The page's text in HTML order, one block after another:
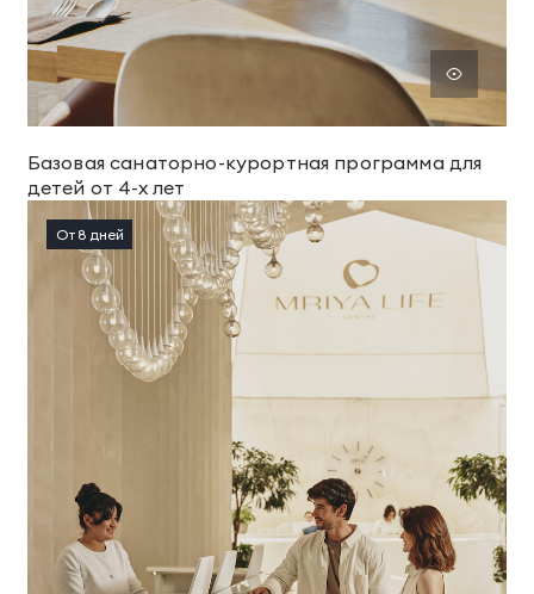
Базовая санаторно-курортная программа для
детей от 4-х лет
От 8 дней